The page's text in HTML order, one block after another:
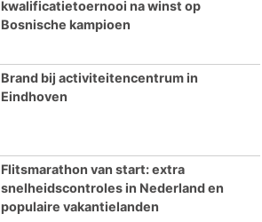
kwalificatietoernooi na winst op
Bosnische kampioen
Brand bij activiteitencentrum in
Eindhoven
Flitsmarathon van start: extra
snelheidscontroles in Nederland en
populaire vakantielanden